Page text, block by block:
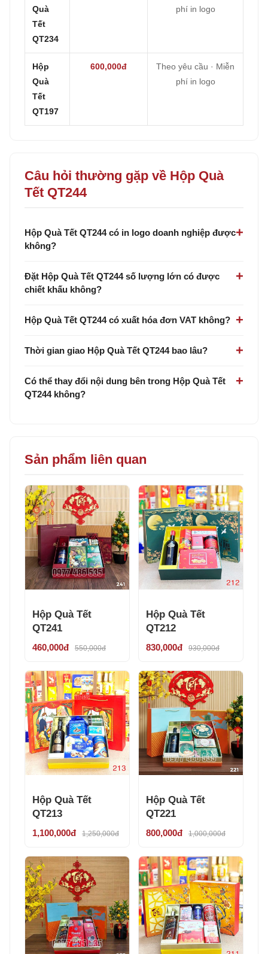
Quà
Tết
QT234
phí in logo
Hộp
Quà
Tết
QT197
600,000đ
Theo yêu cầu · Miễn
phí in logo
Câu hỏi thường gặp về Hộp Quà
Tết QT244
Hộp Quà Tết QT244 có in logo doanh nghiệp được
không?
Đặt Hộp Quà Tết QT244 số lượng lớn có được
chiết khấu không?
Hộp Quà Tết QT244 có xuất hóa đơn VAT không?
Thời gian giao Hộp Quà Tết QT244 bao lâu?
Có thể thay đổi nội dung bên trong Hộp Quà Tết
QT244 không?
Sản phẩm liên quan
Hộp Quà Tết
QT241
460,000đ 550,000đ
Hộp Quà Tết
QT212
830,000đ 930,000đ
Hộp Quà Tết
QT213
1,100,000đ 1,250,000đ
Hộp Quà Tết
QT221
800,000đ 1,000,000đ